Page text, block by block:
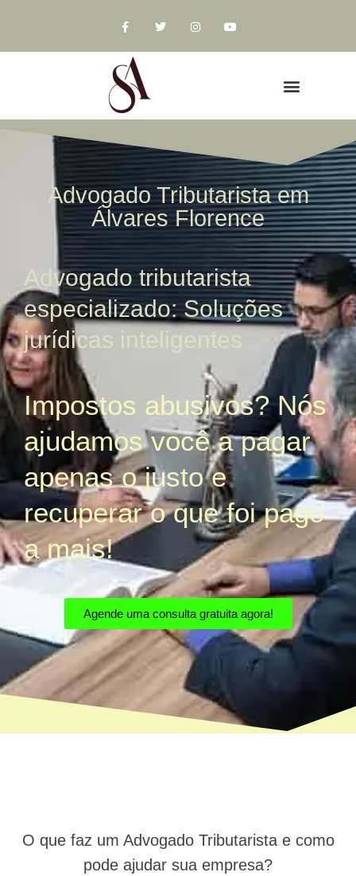
Advogado Tributarista em
Álvares Florence
Advogado tributarista
especializado: Soluções
jurídicas inteligentes
Impostos abusivos? Nós
ajudamos você a pagar
apenas o justo e
recuperar o que foi pago
a mais!
Agende uma consulta gratuita agora!
O que faz um Advogado Tributarista e como
pode ajudar sua empresa?